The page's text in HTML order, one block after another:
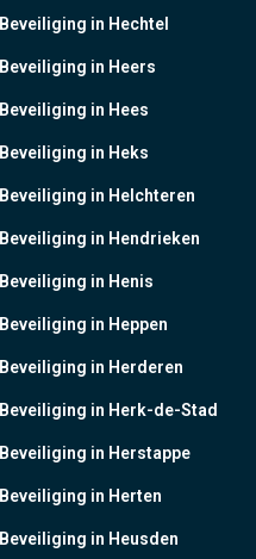
Beveiliging in Hechtel
Beveiliging in Heers
Beveiliging in Hees
Beveiliging in Heks
Beveiliging in Helchteren
Beveiliging in Hendrieken
Beveiliging in Henis
Beveiliging in Heppen
Beveiliging in Herderen
Beveiliging in Herk-de-Stad
Beveiliging in Herstappe
Beveiliging in Herten
Beveiliging in Heusden